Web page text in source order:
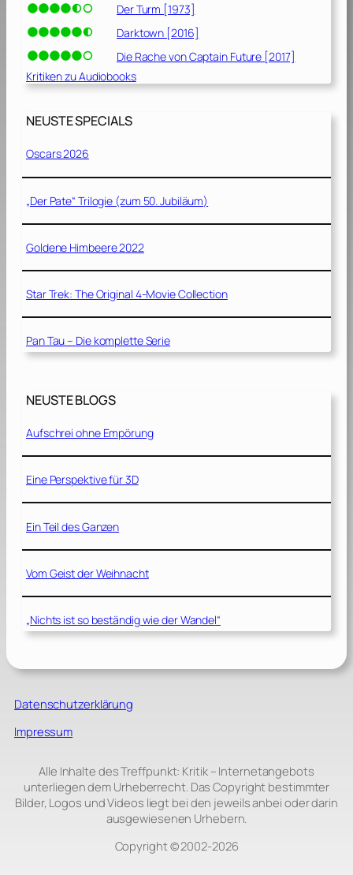
Der Turm [1973]
Darktown [2016]
Die Rache von Captain Future [2017]
Kritiken zu Audiobooks
NEUSTE SPECIALS
Oscars 2026
„Der Pate“ Trilogie (zum 50. Jubiläum)
Goldene Himbeere 2022
Star Trek: The Original 4-Movie Collection
Pan Tau – Die komplette Serie
NEUSTE BLOGS
Aufschrei ohne Empörung
Eine Perspektive für 3D
Ein Teil des Ganzen
Vom Geist der Weihnacht
„Nichts ist so beständig wie der Wandel“
Datenschutzerklärung
Impressum
Alle Inhalte des Treffpunkt: Kritik – Internetangebots
unterliegen dem Urheberrecht. Das Copyright bestimmter
Bilder, Logos und Videos liegt bei den jeweils anbei oder darin
ausgewiesenen Urhebern.
Copyright © 2002‑2026